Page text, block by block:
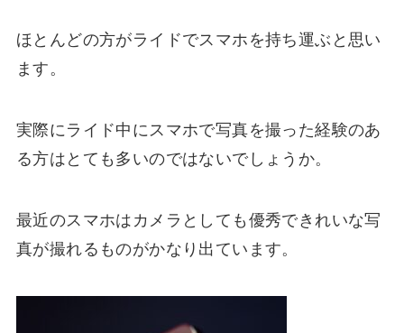
ほとんどの方がライドでスマホを持ち運ぶと思い
ます。
実際にライド中にスマホで写真を撮った経験のあ
る方はとても多いのではないでしょうか。
最近のスマホはカメラとしても優秀できれいな写
真が撮れるものがかなり出ています。